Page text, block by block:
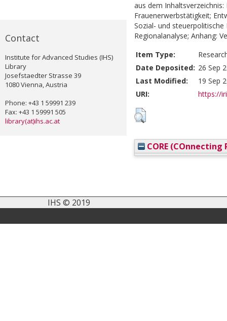
Contact
Institute for Advanced Studies (IHS)
Library
Josefstaedter Strasse 39
1080 Vienna, Austria
Phone: +43 1 59991 239
Fax: +43 1 59991 505
library(at)ihs.ac.at
aus dem
Frauenerwerbstätigkeit;
Sozial- und
Regionalanalyse; Anhang:
Item Type:
Date Deposited: 26 Sep
Last Modified:
19 Sep
URI:
https://
CORE (COnnecting
IHS © 2019